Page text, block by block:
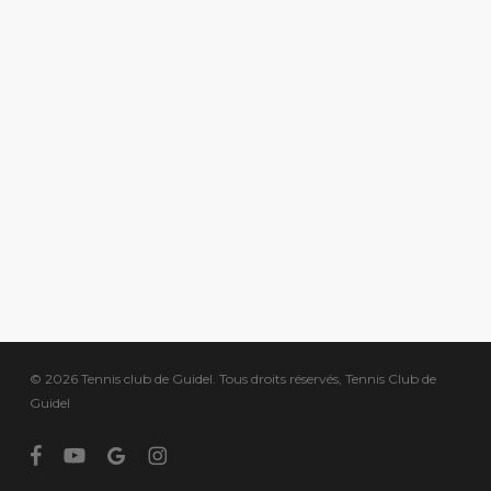
© 2026 Tennis club de Guidel. Tous droits réservés, Tennis Club de
Guidel